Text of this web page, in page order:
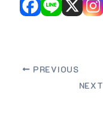
PREVIOUS
NEXT